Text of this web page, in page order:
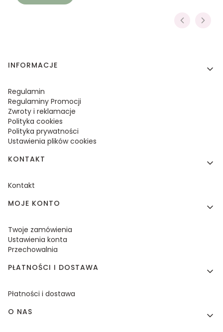
Linki w stopce
INFORMACJE
Regulamin
Regulaminy Promocji
Zwroty i reklamacje
Polityka cookies
Polityka prywatności
Ustawienia plików cookies
KONTAKT
Kontakt
MOJE KONTO
Twoje zamówienia
Ustawienia konta
Przechowalnia
PŁATNOŚCI I DOSTAWA
Płatności i dostawa
O NAS